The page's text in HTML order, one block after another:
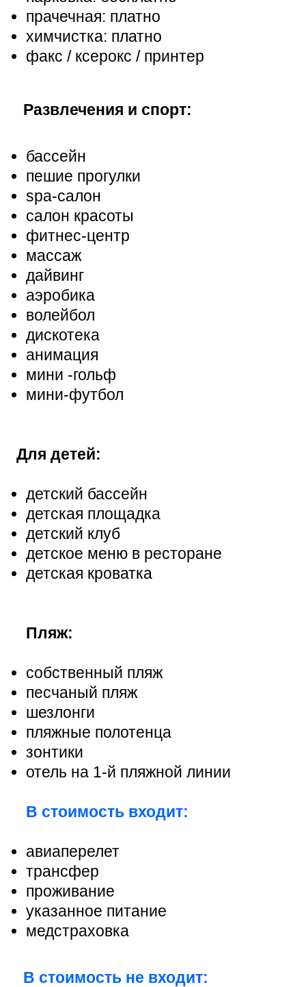
прачечная: платно
химчистка: платно
факс / ксерокс / принтер
Развлечения и спорт:
бассейн
пешие прогулки
spa-салон
салон красоты
фитнес-центр
массаж
дайвинг
аэробика
волейбол
дискотека
анимация
мини -гольф
мини-футбол
Для детей:
детский бассейн
детская площадка
детский клуб
детское меню в ресторане
детская кроватка
Пляж:
собственный пляж
песчаный пляж
шезлонги
пляжные полотенца
зонтики
отель на 1-й пляжной линии
В стоимость входит:
авиаперелет
трансфер
проживание
указанное питание
медстраховка
В стоимость не входит: